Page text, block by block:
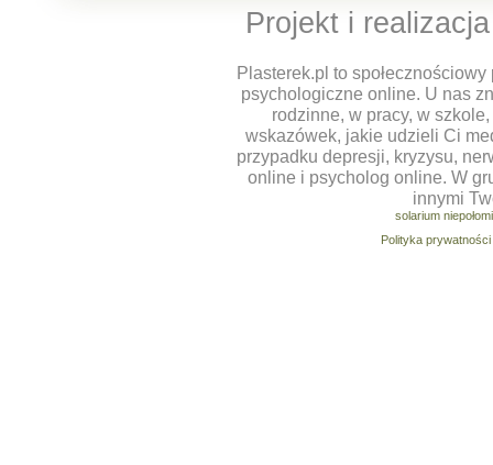
Projekt i
Plasterek.pl to
psychologiczne online. U nas
rodzinne, w pracy, w
wskazówek, jakie udzieli Ci
przypadku depresji, kryzysu,
online i psycholog online. W
innymi
solarium
Polityka prywatności